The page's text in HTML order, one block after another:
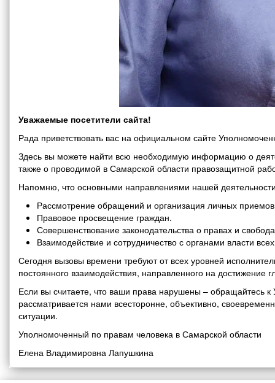
Уважаемые посетители сайта!
Рада приветствовать вас на официальном сайте
Здесь вы можете найти всю необходимую информацию о
также о проводимой в Самарской области правозащитной
Напомню, что основными направлениями нашей
Рассмотрение обращений и организация личных
Правовое просвещение граждан.
Совершенствование законодательства о правах и
Взаимодействие и сотрудничество с органами власти
Сегодня вызовы времени требуют от всех уровней
постоянного взаимодействия, направленного на
Если вы считаете, что ваши права нарушены – обращайтесь
рассматривается нами всесторонне, объективно,
ситуации.
Уполномоченный по правам человека в Самарской области
Елена Владимировна Лапушкина